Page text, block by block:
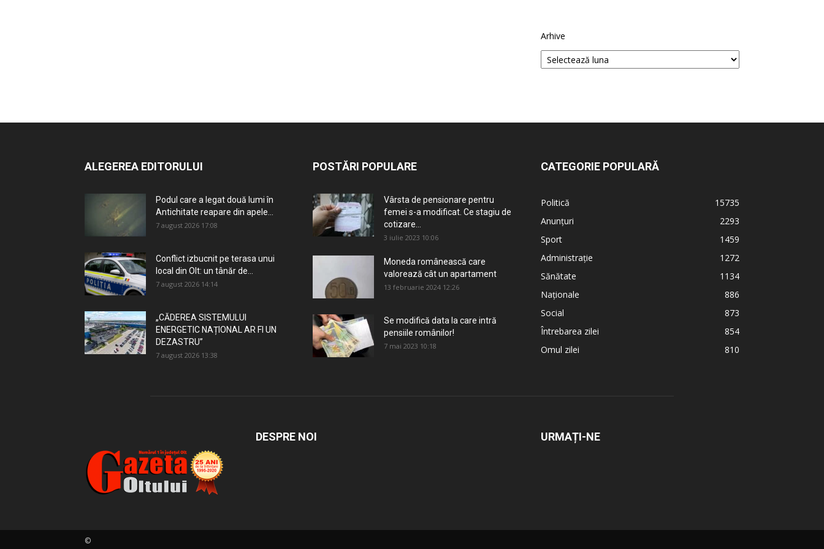
Arhive
ALEGEREA EDITORULUI
Podul care a legat două lumi în
Antichitate reapare din apele...
7 august 2026 17:08
Conflict izbucnit pe terasa unui
local din Olt: un tânăr de...
7 august 2026 14:14
„CĂDEREA SISTEMULUI
ENERGETIC NAȚIONAL AR FI UN
DEZASTRU”
7 august 2026 13:38
POSTĂRI POPULARE
Vârsta de pensionare pentru
femei s-a modificat. Ce stagiu de
cotizare...
3 iulie 2023 10:06
Moneda românească care
valorează cât un apartament
13 februarie 2024 12:26
Se modifică data la care intră
pensiile românilor!
7 mai 2023 10:18
CATEGORIE POPULARĂ
Politică
15735
Anunțuri
2293
Sport
1459
Administrație
1272
Sănătate
1134
Naționale
886
Social
873
Întrebarea zilei
854
Omul zilei
810
DESPRE NOI URMAȚI-NE
©